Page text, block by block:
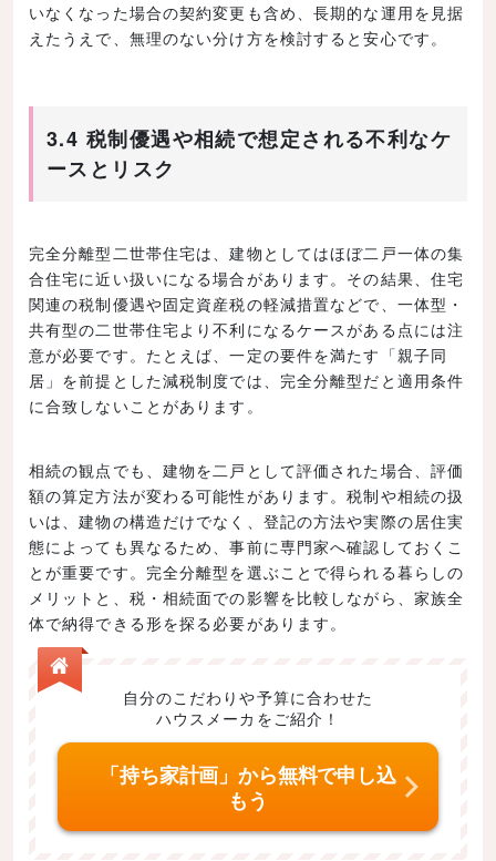
いなくなった場合の契約変更も含め、長期的な運用を見据
えたうえで、無理のない分け方を検討すると安心です。
3.4 税制優遇や相続で想定される不利なケ
ースとリスク
完全分離型二世帯住宅は、建物としてはほぼ二戸一体の集
合住宅に近い扱いになる場合があります。その結果、住宅
関連の税制優遇や固定資産税の軽減措置などで、一体型・
共有型の二世帯住宅より不利になるケースがある点には注
意が必要です。たとえば、一定の要件を満たす「親子同
居」を前提とした減税制度では、完全分離型だと適用条件
に合致しないことがあります。
相続の観点でも、建物を二戸として評価された場合、評価
額の算定方法が変わる可能性があります。税制や相続の扱
いは、建物の構造だけでなく、登記の方法や実際の居住実
態によっても異なるため、事前に専門家へ確認しておくこ
とが重要です。完全分離型を選ぶことで得られる暮らしの
メリットと、税・相続面での影響を比較しながら、家族全
体で納得できる形を探る必要があります。
自分のこだわりや予算に合わせた
ハウスメーカをご紹介！
「持ち家計画」から無料で申し込
もう